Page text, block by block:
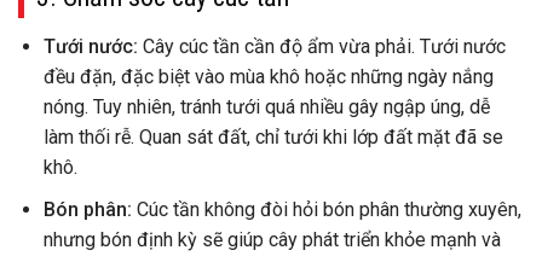
Tưới nước: Cây cúc tần cần độ ẩm vừa phải. Tưới nước
đều đặn, đặc biệt vào mùa khô hoặc những ngày nắng
nóng. Tuy nhiên, tránh tưới quá nhiều gây ngập úng, dễ
làm thối rễ. Quan sát đất, chỉ tưới khi lớp đất mặt đã se
khô.
Bón phân: Cúc tần không đòi hỏi bón phân thường xuyên,
nhưng bón định kỳ sẽ giúp cây phát triển khỏe mạnh và